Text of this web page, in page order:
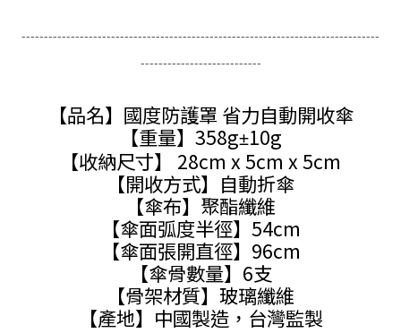
--------------------------------------------------------------------------------
---------------------------
【品名】國度防護罩 省力自動開收傘
【重量】358g±10g
【收納尺寸】 28cm x 5cm x 5cm
【開收方式】自動折傘
【傘布】聚酯纖維
【傘面弧度半徑】54cm
【傘面張開直徑】96cm
【傘骨數量】6支
【骨架材質】玻璃纖維
【產地】中國製造，台灣監製